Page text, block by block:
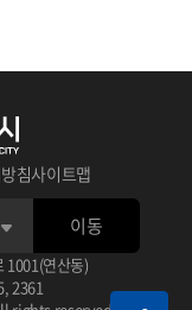
침사이트맵
1001(연산동)
, 2361
이동